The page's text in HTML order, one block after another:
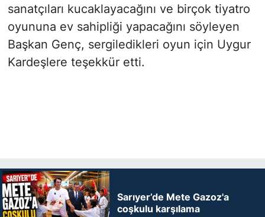
sanatçıları kucaklayacağını ve birçok tiyatro
oyununa ev sahipliği yapacağını söyleyen
Başkan Genç, sergiledikleri oyun için Uygur
Kardeşlere teşekkür etti.
Sarıyer’de Mete Gazoz'a
coşkulu karşılama